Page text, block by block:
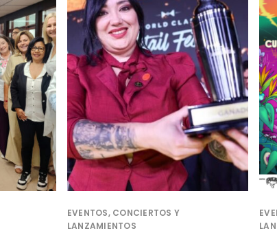
EVENTOS, CONCIERTOS Y
LANZAMIENTOS